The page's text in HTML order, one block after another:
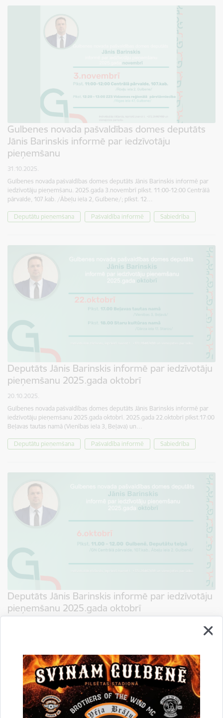
Gulbenes novada pašvaldības domes deputāts
Jānis Barinskis informē par iedzīvotāju
pieņemšanu
31.10.2025.
Gulbenes novada pašvaldības domes deputāts Jānis Barinskis informē par
iedzīvotāju pieņemšanu. 2025.gada 3.novembrī plkst. 11:00-12:00 Centrālā
pārvalde, 107.kab. /Ābeļu iela 2, Gulbene/; plkst. 12…
Deputātu pieņemšana Pašvaldība informē Sabiedrība
Deputāts Jānis Barinskis informē par iedzīvotāju
pieņemšanu 2025.gada oktobrī
20.10.2025.
Gulbenes novada pašvaldības domes deputāts Jānis Barinskis informē par
iedzīvotāju pieņemšanu 2025.gada oktobrī. 2025.gada 22.oktobrī plkst.17:00
Beļavas tautas namā (Vienības iela 3, Beļava) un…
Deputātu pieņemšana Pašvaldība informē Sabiedrība
Deputāts Jānis Barinskis informē par iedzīvotāju
pieņemšanu 2025.gada oktobrī
Gulbenes novada pašvaldības domes deputāts Jānis Barinskis informē par
plkst.11.00 - 12.00 Gulbenē, Deputātu telpā /GN Centrālā…
Deputātu pieņemšana Pašvaldība informē Sabiedrība